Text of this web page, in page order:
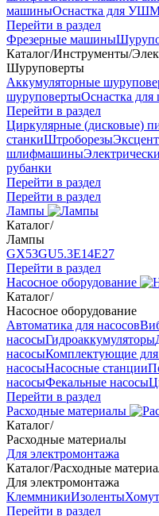
машиныОснастка для
Перейти в раздел
Фрезерные машины
Каталог/Инструменты/
Шуруповерты
Аккумуляторные
шуруповертыОснастка для
Перейти в раздел
Циркулярные (дисковые)
станкиШтроборезы
шлифмашины
рубанки
Перейти в раздел
Перейти в раздел
Лампы
Каталог/
Лампы
GX53GU5.3Е14Е27
Перейти в раздел
Насосное оборудование
Каталог/
Насосное оборудование
Автоматика для насосов
насосыГидроаккумуляторы
насосыКомплектующие для
насосыНасосные станции
насосыФекальные насосы
Перейти в раздел
Расходные материалы
Каталог/
Расходные материалы
Для электромонтажа
Каталог/Расходные
Для электромонтажа
КлеммникиИзоленты
Перейти в раздел